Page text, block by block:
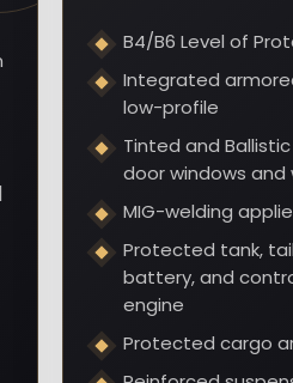
B4/B6 Level of
Integrated
low-profile
Tinted and
door windows and
MIG-welding
Protected tank,
battery, and
engine
Protected cargo